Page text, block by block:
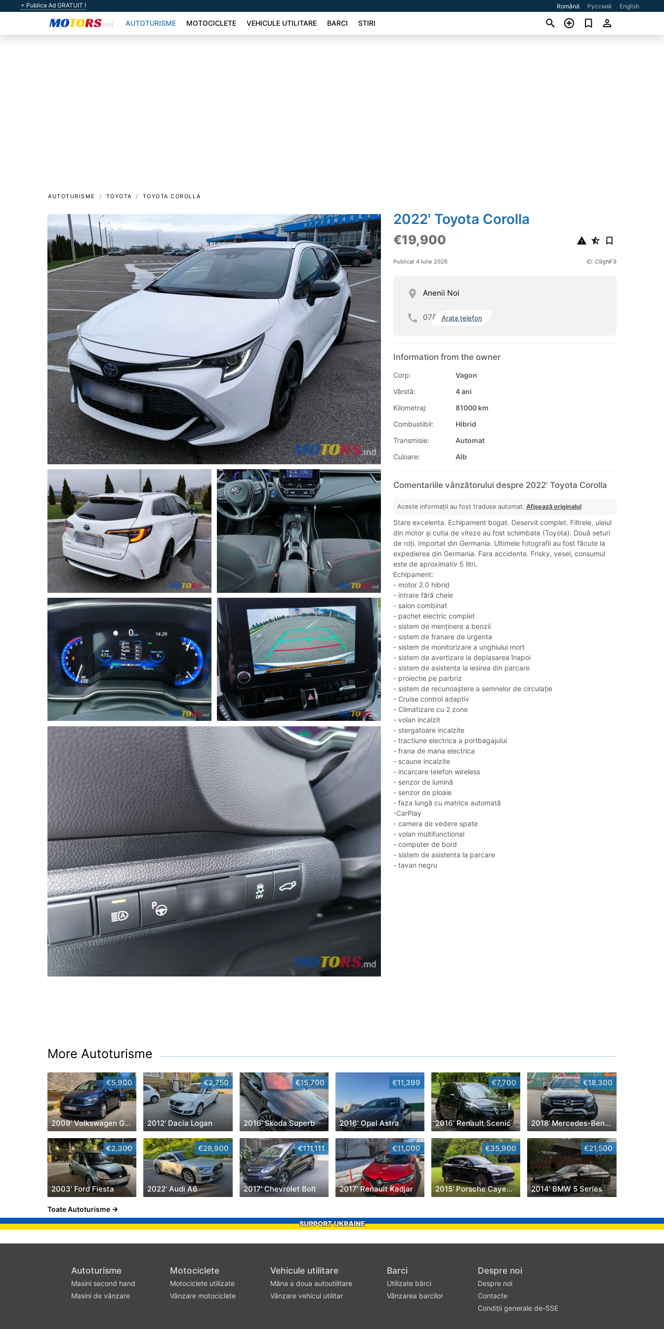
+ Publica Ad GRATUIT ! Română Русский English
AUTOTURISME MOTOCICLETE VEHICULE UTILITARE BARCI STIRI
AUTOTURISME TOYOTA TOYOTA COROLLA
2022' Toyota Corolla
€19,900
Publicat 4 Iulie 2026 ID: C9gNF9
Anenii Noi
078 Arata telefon
Information from the owner
Corp:
Vagon
Vârstă:
4 ani
Kilometraj:
81000 km
Combustibil:
Hibrid
Transmisie:
Automat
Culoare:
Alb
Comentariile vânzătorului despre 2022' Toyota Corolla
Aceste informații au fost traduse automat. Afișează originalul
Stare excelenta. Echipament bogat. Deservit complet. Filtrele, uleiul
din motor și cutia de viteze au fost schimbate (Toyota). Două seturi
de roți. Importat din Germania. Ultimele fotografii au fost făcute la
expedierea din Germania. Fara accidente. Frisky, vesel, consumul
este de aproximativ 5 litri.
Echipament:
- motor 2.0 hibrid
- intrare fără cheie
- salon combinat
- pachet electric complet
- sistem de menținere a benzii
- sistem de franare de urgenta
- sistem de monitorizare a unghiului mort
- sistem de avertizare la deplasarea înapoi
- sistem de asistenta la iesirea din parcare
- proiectie pe parbriz
- sistem de recunoaștere a semnelor de circulație
- Cruise control adaptiv
- Climatizare cu 2 zone
- volan incalzit
- stergatoare incalzite
- tractiune electrica a portbagajului
- frana de mana electrica
- scaune incalzite
- incarcare telefon wireless
- senzor de lumină
- senzor de ploaie
- faza lungă cu matrice automată
-CarPlay
- camera de vedere spate
- volan multifunctional
- computer de bord
- sistem de asistenta la parcare
- tavan negru
More Autoturisme
€5,900
2009' Volkswagen Golf Plus
€2,750
2012' Dacia Logan
€15,700
2016' Skoda Superb
€11,399
2016' Opel Astra
€7,700
2016' Renault Scenic
€18,300
2018' Mercedes-Benz GLC
€2,300
2003' Ford Fiesta
€28,900
2022' Audi A6
€111,111
2017' Chevrolet Bolt
€11,000
2017' Renault Kadjar
€35,900
2015' Porsche Cayenne
€21,500
2014' BMW 5 Series
Toate Autoturisme
SUPPORT UKRAINE
Autoturisme
Masini second hand
Masinі de vânzare
Motociclete
Motociclete utilizate
Vânzare motociclete
Vehicule utilitare
Mâna a doua autoutilitare
Vânzare vehicul utilitar
Barci
Utilizate bărci
Vânzarea barcilor
Despre noi
Despre noi
Contacte
Condiții generale de-SSE